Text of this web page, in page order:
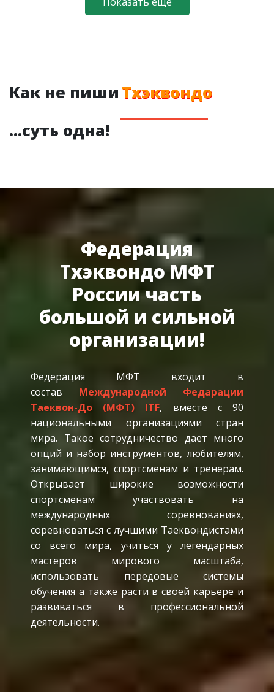
Как не пиши Тэквондо
...суть одна!
Федерация
Тхэквондо МФТ
России часть
большой и сильной
организации!
Федерация МФТ входит в
состав Международной Федарации
Таеквон-До (МФТ) ITF, вместе с 90
национальными организациями стран
мира. Такое сотрудничество дает много
опций и набор инструментов, любителям,
занимающимся, спортсменам и тренерам.
Открывает широкие возможности
спортсменам участвовать на
международных соревнованиях,
соревноваться с лучшими Таеквондистами
со всего мира, учиться у легендарных
мастеров мирового масштаба,
использовать передовые системы
обучения а также расти в своей карьере и
развиваться в профессиональной
деятельности.